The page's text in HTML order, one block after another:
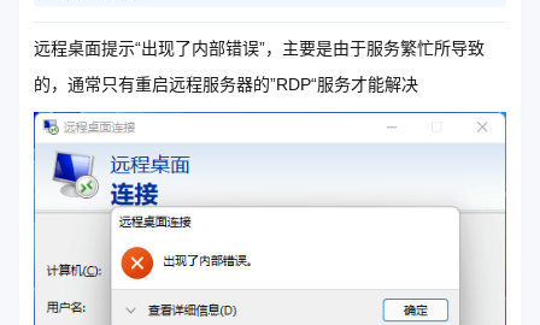
远程桌面提示“出现了内部错误”，主要是由于服务繁忙所导致
的，通常只有重启远程服务器的”RDP“服务才能解决